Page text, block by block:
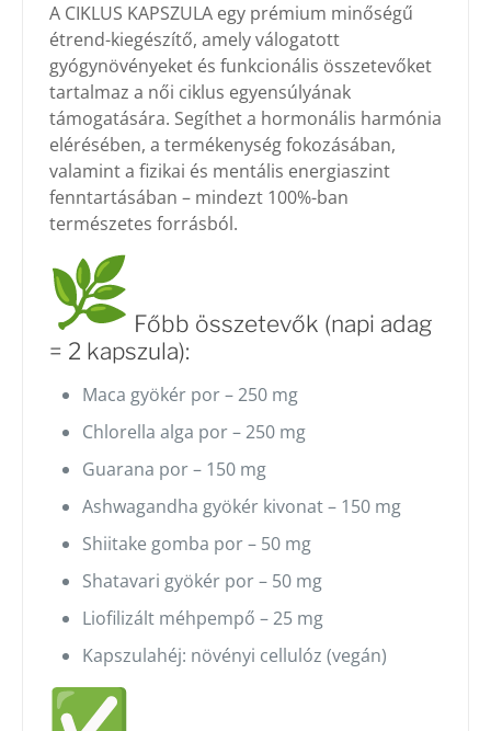
A CIKLUS KAPSZULA egy prémium minőségű
étrend-kiegészítő, amely válogatott
gyógynövényeket és funkcionális összetevőket
tartalmaz a női ciklus egyensúlyának
támogatására. Segíthet a hormonális harmónia
elérésében, a termékenység fokozásában,
valamint a fizikai és mentális energiaszint
fenntartásában – mindezt 100%-ban
természetes forrásból.
Főbb összetevők (napi adag
= 2 kapszula):
Maca gyökér por – 250 mg
Chlorella alga por – 250 mg
Guarana por – 150 mg
Ashwagandha gyökér kivonat – 150 mg
Shiitake gomba por – 50 mg
Shatavari gyökér por – 50 mg
Liofilizált méhpempő – 25 mg
Kapszulahéj: növényi cellulóz (vegán)